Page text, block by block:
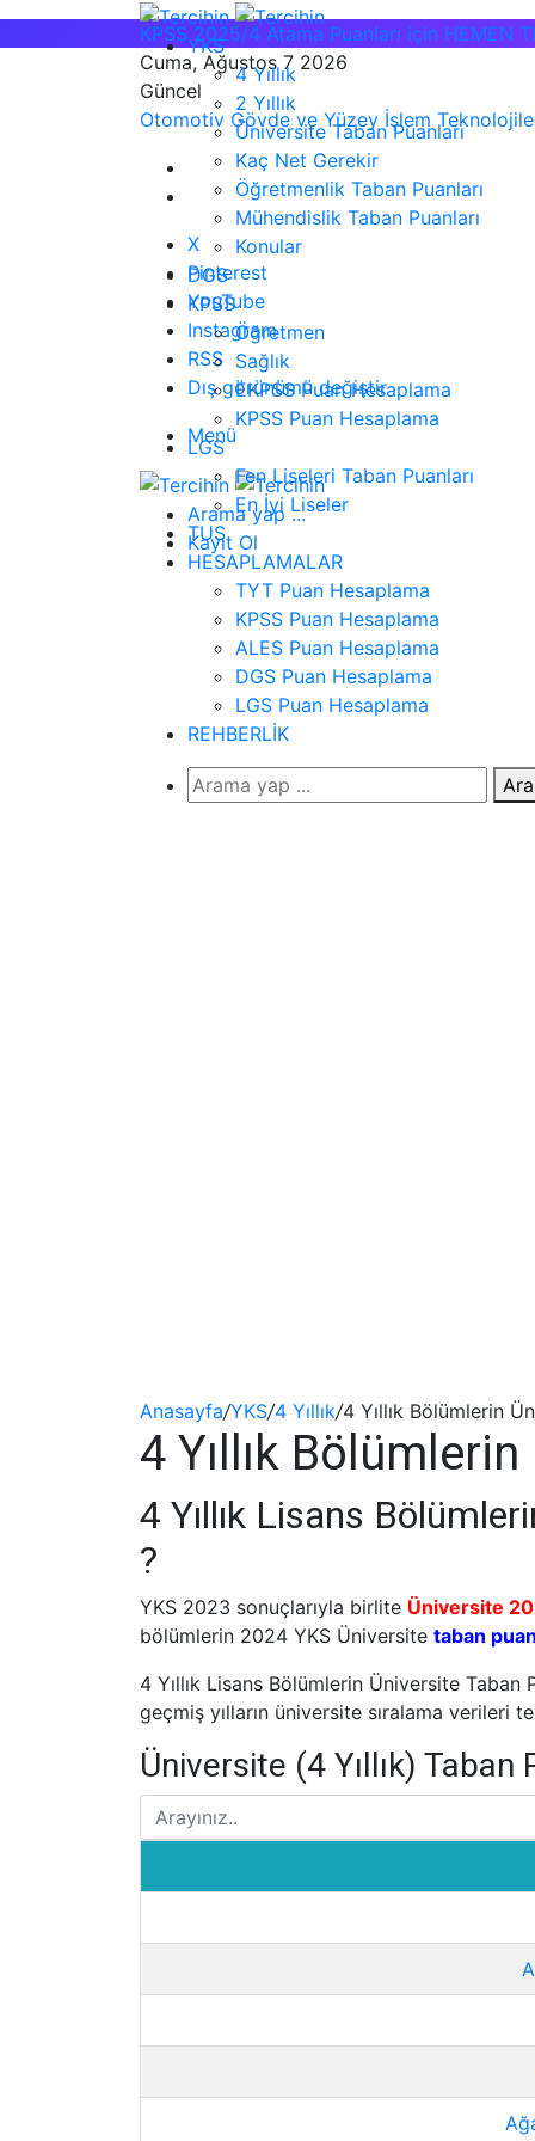
KPSS 2025/4 Atama Puanları için HEMEN
Cuma, Ağustos 7 2026
Güncel
Otomotiv Gövde ve Yüzey İşlem
X
Pinterest
YouTube
Instagram
RSS
Dış görünümü değiştir
Menü
Arama yap ...
Kayıt Ol
YKS
4 Yıllık
2 Yıllık
Üniversite Taban Puanları
Kaç Net Gerekir
Öğretmenlik Taban Puanları
Mühendislik Taban Puanları
Konular
DGS
KPSS
Öğretmen
Sağlık
EKPSS Puan Hesaplama
KPSS Puan Hesaplama
LGS
Fen Liseleri Taban Puanları
En İyi Liseler
TUS
HESAPLAMALAR
TYT Puan Hesaplama
KPSS Puan Hesaplama
ALES Puan Hesaplama
DGS Puan Hesaplama
LGS Puan Hesaplama
REHBERLİK
Anasayfa/YKS/4 Yıllık/4 Yıllık Bölümlerin
4 Yıllık
4 Yıllık Lisans
?
YKS 2023 sonuçlarıyla birlite Üniversite
bölümlerin 2024 YKS Üniversite taban
4 Yıllık Lisans Bölümlerin Üniversite Taban
geçmiş yılların üniversite sıralama verileri
Üniversite (4 Yıllık) Taban